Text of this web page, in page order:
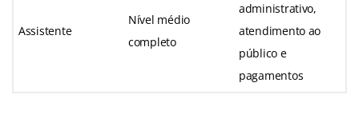
Assistente
Nível médio
completo
administrativo,
atendimento ao
público e
pagamentos